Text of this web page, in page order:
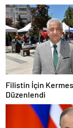
Filistin İçin Kermes
Düzenlendi